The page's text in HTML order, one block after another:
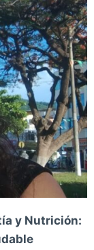
y Nutrición: